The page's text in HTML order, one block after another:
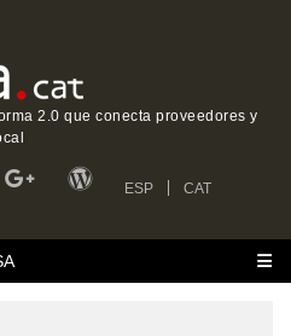
2.0 que conecta proveedores y
ESP CAT